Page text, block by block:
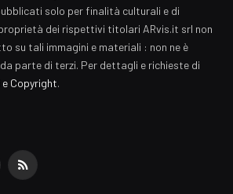
solo per finalità culturali e di
dei rispettivi titolari ARvis.it srl non
su tali immagini e materiali : non ne è
parte di terzi. Per dettagli e richieste di
Copyright.
RSS